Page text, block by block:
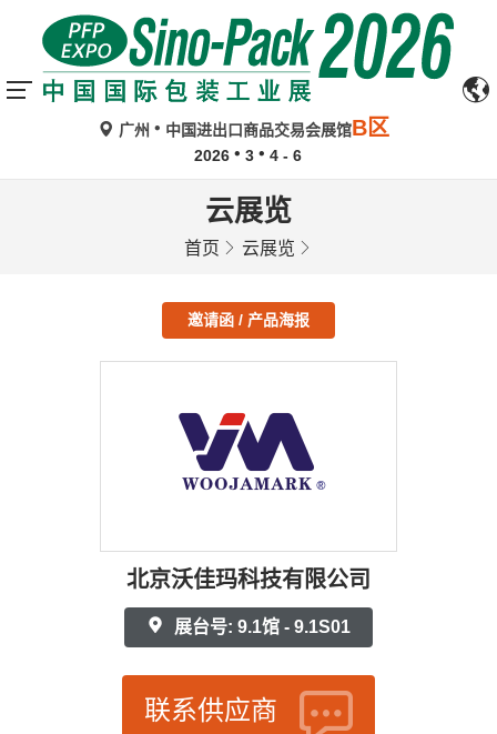
广州 中国进出口商品交易会展馆B区
2026 3 4 - 6
云展览
首页 云展览
邀请函 / 产品海报
北京沃佳玛科技有限公司
展台号: 9.1馆 - 9.1S01
联系供应商